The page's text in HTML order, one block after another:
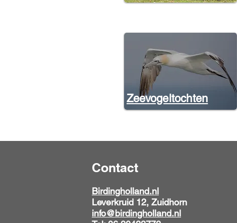
Zeevogeltochten
Contact
Birdingholland.nl
Leverkruid 12, Zuidhorn
info@birdingholland.nl